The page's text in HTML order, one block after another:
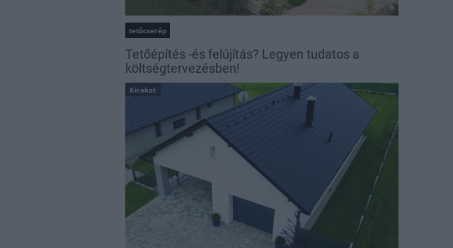
tetőcserép
Tetőépítés -és felújítás? Legyen tudatos a
költségtervezésben!
Kirakat